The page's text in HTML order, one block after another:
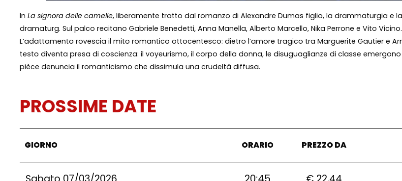
InLa signora delle camelie, liberamente tratto dal romanzo di Alexandre Dumas figlio, la drammaturgia e
dramaturg. Sul palco recitano Gabriele Benedetti, Anna Manella, Alberto Marcello, Nika Perrone e Vito Vicino.
L’adattamento rovescia il mito romantico ottocentesco: dietro l’amore tragico tra Marguerite Gautier e
testo diventa presa di coscienza: il voyeurismo, il corpo della donna, le disuguaglianze di classe
pièce denuncia il romanticismo che dissimula una crudeltà diffusa.
PROSSIME DATE
GIORNO ORARIO PREZZO DA